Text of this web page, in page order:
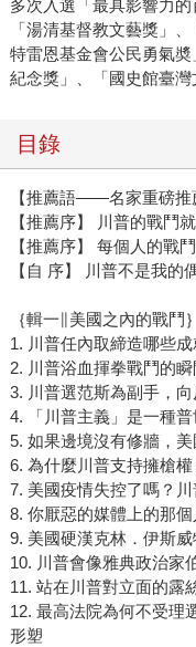
多次入選「最具影響力
「湯清基督教文藝獎」
特雷恩基金會公民勇氣
紀念獎」、「國史館臺灣
目錄
【推薦語——名家重磅推
【推薦序】 川普的戰鬥
【推薦序】 每個人的
【自 序】 川普不是我
｛輯一∥美國之內的戰鬥｝
1. 川普任內取締造哪些成
2. 川普浴血揮拳戰鬥的
3. 川普選范斯為副手，
4. 「川普主義」是一種普
5. 如果邊境沒有修牆，
6. 為什麼川普支持擁槍權
7. 美國疫情失控了嗎？川
8. 你厭惡的媒體上的那
9. 美國硬漢克林．伊斯
10. 川普會像雅典政治家
11. 站在川普對立面的露
12. 最高法院為何不受理
形塑